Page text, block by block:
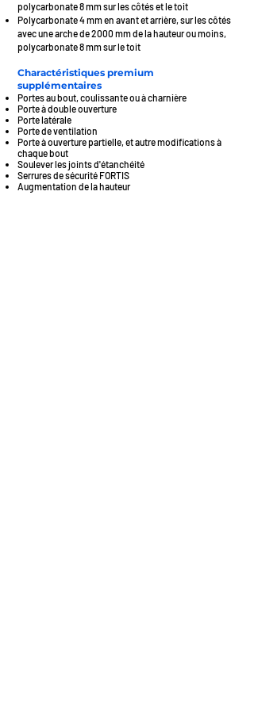
polycarbonate 8 mm sur les côtés et le toit
Polycarbonate 4 mm en avant et arrière, sur les côtés
avec une arche de 2000 mm de la hauteur ou moins,
polycarbonate 8 mm sur le toit
Charactéristiques premium
supplémentaires
Portes au bout, coulissante ou à charnière
Porte à double ouverture
Porte latérale
Porte de ventilation
Porte à ouverture partielle, et autre modifications à
chaque bout
Soulever les joints d'étanchéité
Serrures de sécurité FORTIS
Augmentation de la hauteur